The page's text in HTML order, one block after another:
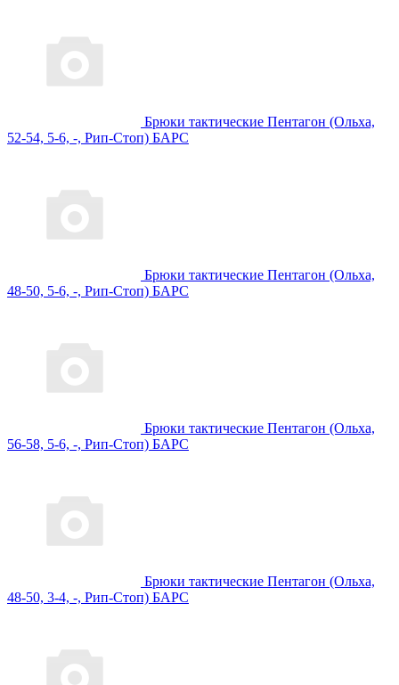
Брюки тактические Пентагон (Ольха,
52-54, 5-6, -, Рип-Стоп) БАРС
Брюки тактические Пентагон (Ольха,
48-50, 5-6, -, Рип-Стоп) БАРС
Брюки тактические Пентагон (Ольха,
56-58, 5-6, -, Рип-Стоп) БАРС
Брюки тактические Пентагон (Ольха,
48-50, 3-4, -, Рип-Стоп) БАРС